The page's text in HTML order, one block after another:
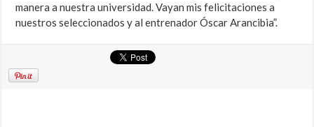
manera a nuestra universidad. Vayan mis felicitaciones a
nuestros seleccionados y al entrenador Óscar Arancibia”.